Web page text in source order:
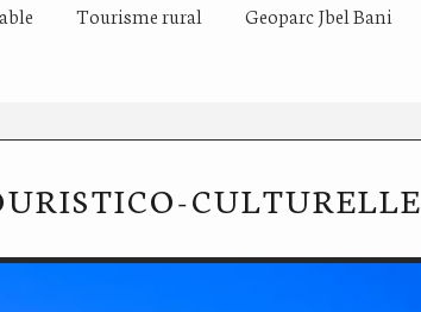
Tourisme rural Geoparc Jbel Bani
CULTURELLE